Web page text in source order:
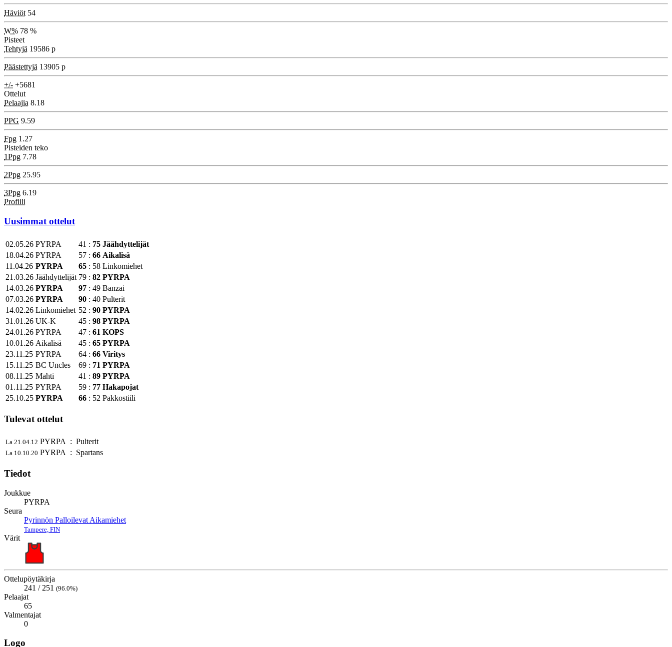
Häviöt 54
W% 78 %
Pisteet
Tehtyjä 19586 p
Päästettyjä 13905 p
+/- +5681
Ottelut
Pelaajia 8.18
PPG 9.59
Fpg 1.27
Pisteiden teko
1Ppg 7.78
2Ppg 25.95
3Ppg 6.19
Profiili
Uusimmat ottelut
02.05.26 PYRPA 41 : 75 Jäähdyttelijät
18.04.26 PYRPA 57 : 66 Aikalisä
11.04.26 PYRPA 65 : 58 Linkomiehet
21.03.26 Jäähdyttelijät 79 : 82 PYRPA
14.03.26 PYRPA 97 : 49 Banzai
07.03.26 PYRPA 90 : 40 Pulterit
14.02.26 Linkomiehet 52 : 90 PYRPA
31.01.26 UK-K 45 : 98 PYRPA
24.01.26 PYRPA 47 : 61 KOPS
10.01.26 Aikalisä 45 : 65 PYRPA
23.11.25 PYRPA 64 : 66 Viritys
15.11.25 BC Uncles 69 : 71 PYRPA
08.11.25 Mahti 41 : 89 PYRPA
01.11.25 PYRPA 59 : 77 Hakapojat
25.10.25 PYRPA 66 : 52 Pakkostiili
Tulevat ottelut
La 21.04.12 PYRPA : Pulterit
La 10.10.20 PYRPA : Spartans
Tiedot
Joukkue
PYRPA
Seura
Pyrinnön Palloilevat Aikamiehet
Tampere, FIN
Värit
Ottelupöytäkirja
241 / 251 (96.0%)
Pelaajat
65
Valmentajat
0
Logo